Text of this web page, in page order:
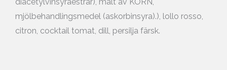
mjölbehandlingsmedel (askorbinsyra).), lollo rosso,
citron, cocktail tomat, dill, persilja färsk.